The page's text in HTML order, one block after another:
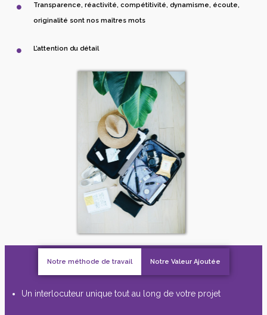
Transparence, réactivité, compétitivité, dynamisme, écoute,
originalité sont nos maîtres mots
L’attention du détail
Notre méthode de travail Notre Valeur Ajoutée
Un interlocuteur unique tout au long de votre projet